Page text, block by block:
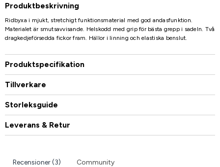
Produktbeskrivning
Ridbyxa i mjukt, stretchigt funktionsmaterial med god andasfunktion.
Materialet är smutsavvisande. Helskodd med grip för bästa grepp i sadeln. Två
dragkedjeförsedda fickor fram. Hällor i linning och elastiska benslut.
Produktspecifikation
Tillverkare
Storleksguide
Leverans & Retur
Recensioner (3) Community